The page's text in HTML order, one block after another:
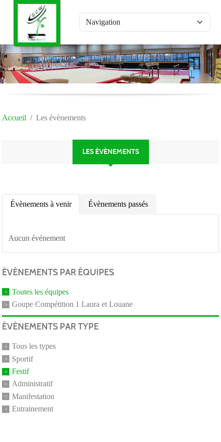
Accueil Les évènements
LES ÉVÈNEMENTS
Évènements à venir Évènements passés
Aucun événement
ÉVÉNEMENTS PAR ÉQUIPES
Toutes les équipes
Goupe Compétition 1 Laura et Louane
ÉVÉNEMENTS PAR TYPE
Tous les types
Sportif
Festif
Administratif
Manifestation
Entrainement
Panneau de gestion des cookies